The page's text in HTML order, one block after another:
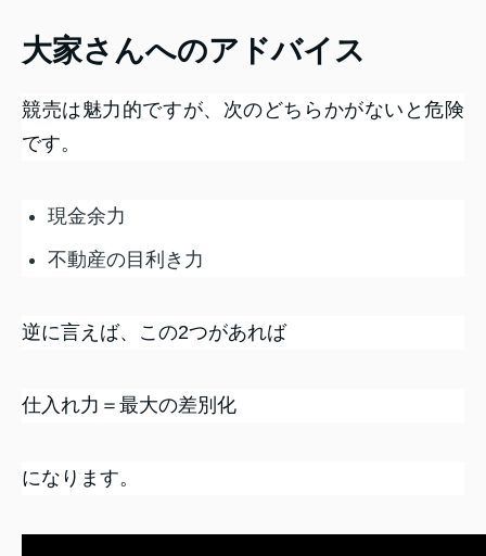
大家さんへのアドバイス
競売は魅力的ですが、次のどちらかがないと危険
です。
現金余力
不動産の目利き力
逆に言えば、この2つがあれば
仕入れ力＝最大の差別化
になります。